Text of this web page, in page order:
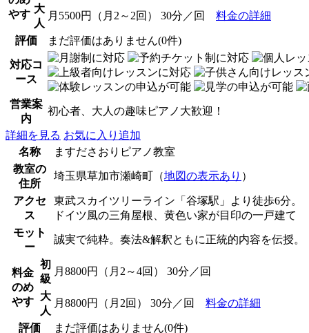
やす 大
人
月5500円（月2～2回） 30分／回 料金の詳細
評価 まだ評価はありません(0件)
対応コ
ース
営業案
内
初心者、大人の趣味ピアノ大歓迎！
詳細を見る お気に入り追加
名称
ますださおりピアノ教室
教室の
住所
埼玉県草加市瀬崎町（地図の表示あり ）
アクセ
ス
東武スカイツリーライン「谷塚駅」より徒歩6分。
ドイツ風の三角屋根、黄色い家が目印の一戸建て
モット
ー
誠実で純粋。奏法&解釈ともに正統的内容を伝授。
料金
のめ
やす
初
級
月8800円（月2～4回） 30分／回
大
人
月8800円（月2回） 30分／回 料金の詳細
評価 まだ評価はありません(0件)